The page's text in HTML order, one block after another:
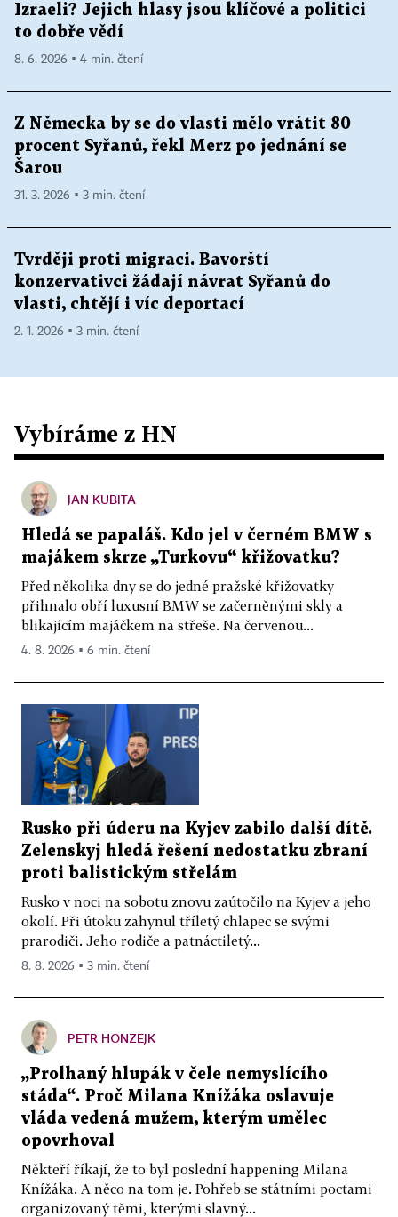
Izraeli? Jejich hlasy jsou klíčové a politici
to dobře vědí
8. 6. 2026 ▪ 4 min. čtení
Z Německa by se do vlasti mělo vrátit 80
procent Syřanů, řekl Merz po jednání se
Šarou
31. 3. 2026 ▪ 3 min. čtení
Tvrději proti migraci. Bavorští
konzervativci žádají návrat Syřanů do
vlasti, chtějí i víc deportací
2. 1. 2026 ▪ 3 min. čtení
Vybíráme z HN
JAN KUBITA
Hledá se papaláš. Kdo jel v černém BMW s
majákem skrze „Turkovu“ křižovatku?
Před několika dny se do jedné pražské křižovatky
přihnalo obří luxusní BMW se začerněnými skly a
blikajícím majáčkem na střeše. Na červenou...
4. 8. 2026 ▪ 6 min. čtení
Rusko při úderu na Kyjev zabilo další dítě.
Zelenskyj hledá řešení nedostatku zbraní
proti balistickým střelám
Rusko v noci na sobotu znovu zaútočilo na Kyjev a jeho
okolí. Při útoku zahynul tříletý chlapec se svými
prarodiči. Jeho rodiče a patnáctiletý...
8. 8. 2026 ▪ 3 min. čtení
PETR HONZEJK
„Prolhaný hlupák v čele nemyslícího
stáda“. Proč Milana Knížáka oslavuje
vláda vedená mužem, kterým umělec
opovrhoval
Někteří říkají, že to byl poslední happening Milana
Knížáka. A něco na tom je. Pohřeb se státními poctami
organizovaný těmi, kterými slavný...